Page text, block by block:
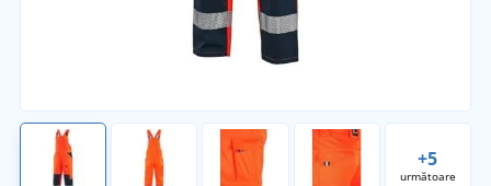
+5
următoare